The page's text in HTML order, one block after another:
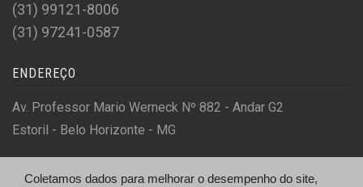
(31) 99121-8006
(31) 97241-0587
ENDEREÇO
Av. Professor Mario Werneck Nº 882 - Andar G2
Estoril - Belo Horizonte - MG
Coletamos dados para melhorar o desempenho do site,